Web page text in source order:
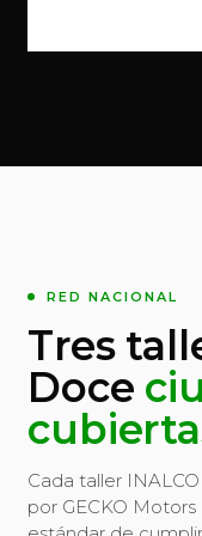
RED NACIONAL
Tres
Doce
Cada taller
por GECKO